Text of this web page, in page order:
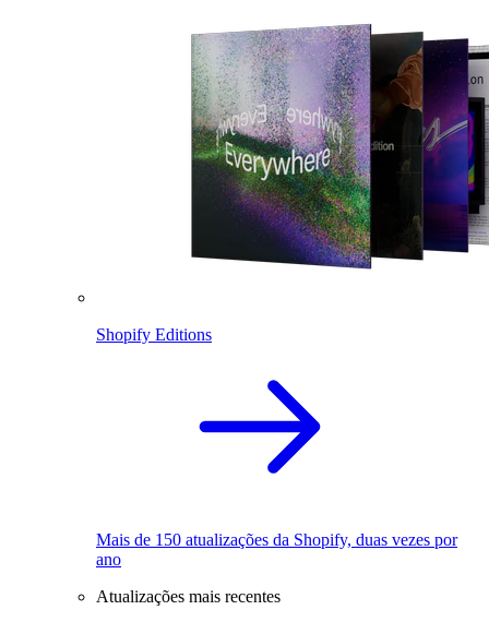
Shopify Editions
Mais de 150 atualizações da Shopify, duas vezes por
ano
Atualizações mais recentes